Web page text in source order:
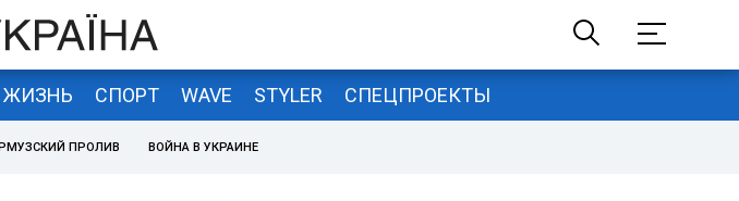
ЖИЗНЬ СПОРТ WAVE STYLER СПЕЦПРОЕКТЫ
ПРОЛИВ ВОЙНА В УКРАИНЕ